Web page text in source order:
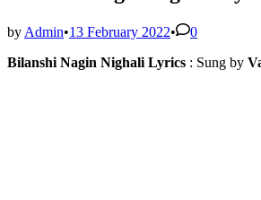
by Admin•13 February 2022•
0
Bilanshi Nagin Nighali Lyrics : Sung by